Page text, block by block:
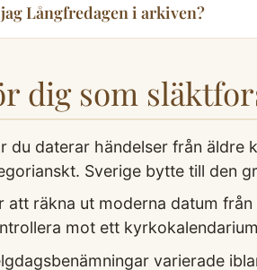
Långfredagen i arkiven?
dig som
du daterar händelser från äldre
Sverige bytte till den
att räkna ut moderna datum
mot ett
varierade